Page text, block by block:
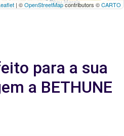
| ©OpenStreetMapcontributors ©CARTO
para a sua
a BETHUNE